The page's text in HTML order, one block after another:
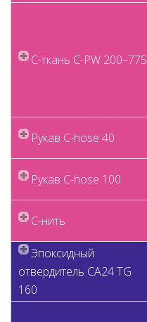
C-ткань C-PW 200–775
Рукав C-hose 40
Рукав C-hose 100
C-нить
Эпоксидный
отвердитель CA24 TG
160